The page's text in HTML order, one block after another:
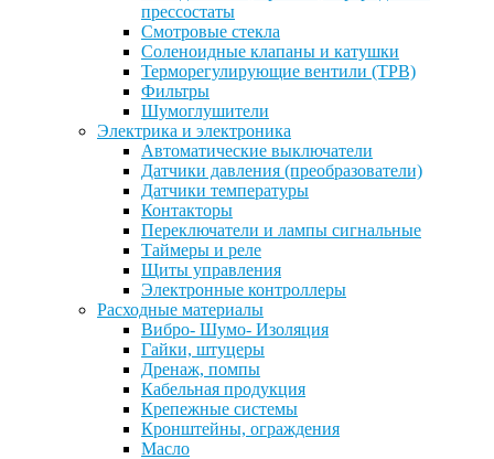
прессостаты
Смотровые стекла
Соленоидные клапаны и катушки
Терморегулирующие вентили (ТРВ)
Фильтры
Шумоглушители
Электрика и электроника
Автоматические выключатели
Датчики давления (преобразователи)
Датчики температуры
Контакторы
Переключатели и лампы сигнальные
Таймеры и реле
Щиты управления
Электронные контроллеры
Расходные материалы
Вибро- Шумо- Изоляция
Гайки, штуцеры
Дренаж, помпы
Кабельная продукция
Крепежные системы
Кронштейны, ограждения
Масло